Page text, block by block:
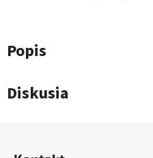
Popis
Diskusia